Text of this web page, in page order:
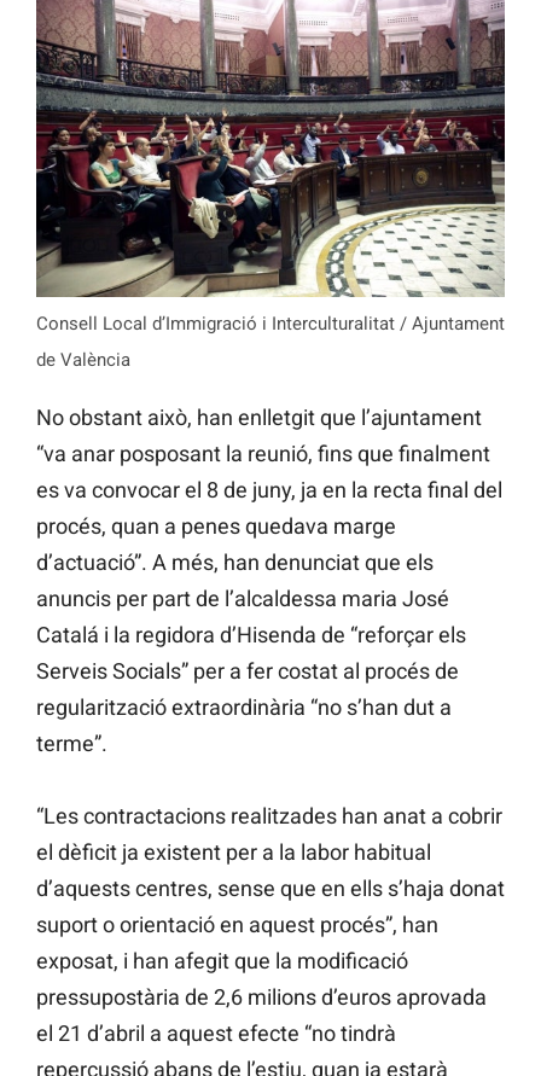
Consell Local d’Immigració i Interculturalitat / Ajuntament
de València
No obstant això, han enlletgit que l’ajuntament
“va anar posposant la reunió, fins que finalment
es va convocar el 8 de juny, ja en la recta final del
procés, quan a penes quedava marge
d’actuació”. A més, han denunciat que els
anuncis per part de l’alcaldessa maria José
Catalá i la regidora d’Hisenda de “reforçar els
Serveis Socials” per a fer costat al procés de
regularització extraordinària “no s’han dut a
terme”.
“Les contractacions realitzades han anat a cobrir
el dèficit ja existent per a la labor habitual
d’aquests centres, sense que en ells s’haja donat
suport o orientació en aquest procés”, han
exposat, i han afegit que la modificació
pressupostària de 2,6 milions d’euros aprovada
el 21 d’abril a aquest efecte “no tindrà
repercussió abans de l’estiu, quan ja estarà